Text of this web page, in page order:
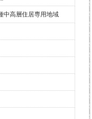
中高層住居専用地域